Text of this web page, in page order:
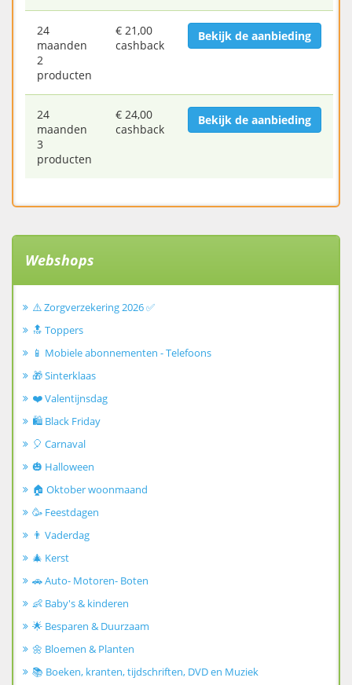
24
maanden
2
producten
€ 21,00
cashback
Bekijk de aanbieding
24
maanden
3
producten
€ 24,00
cashback
Bekijk de aanbieding
Webshops
⚠️ Zorgverzekering 2026 ✅
🔝 Toppers
📱 Mobiele abonnementen - Telefoons
🎁 Sinterklaas
❤️ Valentijnsdag
🛍️ Black Friday
🎈 Carnaval
🎃 Halloween
🏠 Oktober woonmaand
🥳 Feestdagen
👨 Vaderdag
🎄 Kerst
🚗 Auto- Motoren- Boten
👶 Baby's & kinderen
🌟 Besparen & Duurzaam
🌼 Bloemen & Planten
📚 Boeken, kranten, tijdschriften, DVD en Muziek